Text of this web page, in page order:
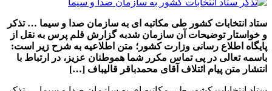
ستاد انتخابات کشور طی مکاتبه ای به سازمان صدا و سیما … تذکر
و خواستار توضیحات آن سازمان شدبه گزارش قلم پرس به نقل از
پایگاه اطلاع رسانی وزارت کشور؛ متن اطلاعیه به شرح زیر است:
باسمه تعالی در پی تماس مکرر شما هموطنان عزیز، در ارتباط با
انتشار متن پیام ائتلاف آقای محمدباقر قالیباف […]